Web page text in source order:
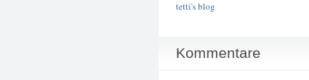
tetti's blog
Kommentare